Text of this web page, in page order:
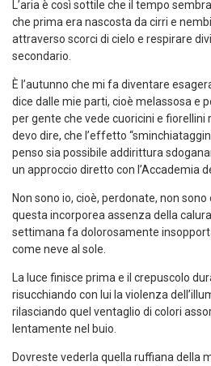
L’aria è così sottile che il tempo
che prima era nascosta da cirri e
attraverso scorci di cielo e respirare
secondario.
È l’autunno che mi fa diventare
dice dalle mie parti, cioè melassosa e
per gente che vede cuoricini e fiorellini
devo dire, che l’effetto
penso sia possibile addirittura
un approccio diretto con l’Accademia
Non sono io, cioè, perdonate, non
questa incorporea assenza della
settimana fa dolorosamente
come neve al sole.
La luce finisce prima e il crepuscolo
risucchiando con lui la violenza
rilasciando quel ventaglio di colori
lentamente nel buio.
Dovreste vederla quella ruffiana della